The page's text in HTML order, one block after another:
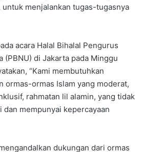
untuk menjalankan tugas-tugasnya
acara Halal Bihalal Pengurus
(PBNU) di Jakarta pada Minggu
“Kami membutuhkan
ormas-ormas Islam yang moderat,
rahmatan lil alamin, yang tidak
dan mempunyai kepercayaan
dukungan dari ormas